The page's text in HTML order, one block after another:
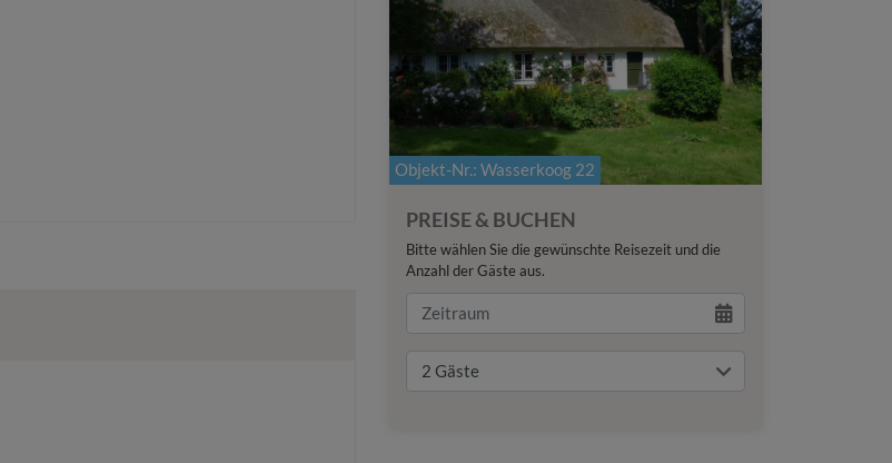
Objekt-Nr.: Wasserkoog 22
PREISE & BUCHEN
Bitte wählen Sie die gewünschte Reisezeit und die
Anzahl der Gäste aus.